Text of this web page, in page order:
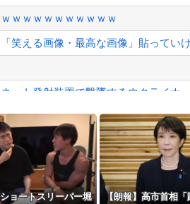
が1週間途絶え、様々な憶測が飛び交
の首を絞め、暴動第二波不可避へ
ｗｗｗｗｗｗｗｗｗｗ
笑える画像・最高な画像」貼ってい
ット発射装置で撃墜するウクライナ。
出てるらしくめっちゃ欲しい
俺さんへの挑戦権を手にしました！
年ぶり史上最大級の火山の兆し＝韓
ョートスリーパー堀
【朗報】高市首相